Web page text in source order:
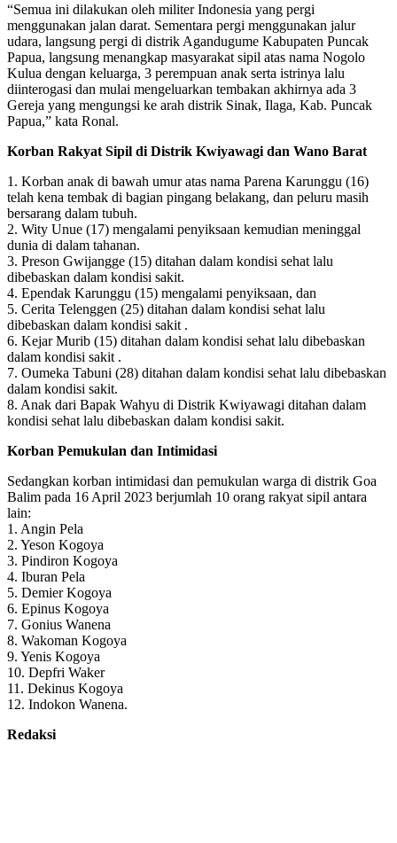
“Semua ini dilakukan oleh militer Indonesia yang pergi
menggunakan jalan darat. Sementara pergi menggunakan jalur
udara, langsung pergi di distrik Agandugume Kabupaten Puncak
Papua, langsung menangkap masyarakat sipil atas nama Nogolo
Kulua dengan keluarga, 3 perempuan anak serta istrinya lalu
diinterogasi dan mulai mengeluarkan tembakan akhirnya ada 3
Gereja yang mengungsi ke arah distrik Sinak, Ilaga, Kab. Puncak
Papua,” kata Ronal.
Korban Rakyat Sipil di Distrik Kwiyawagi dan Wano Barat
1. Korban anak di bawah umur atas nama Parena Karunggu (16)
telah kena tembak di bagian pingang belakang, dan peluru masih
bersarang dalam tubuh.
2. Wity Unue (17) mengalami penyiksaan kemudian meninggal
dunia di dalam tahanan.
3. Preson Gwijangge (15) ditahan dalam kondisi sehat lalu
dibebaskan dalam kondisi sakit.
4. Ependak Karunggu (15) mengalami penyiksaan, dan
5. Cerita Telenggen (25) ditahan dalam kondisi sehat lalu
dibebaskan dalam kondisi sakit .
6. Kejar Murib (15) ditahan dalam kondisi sehat lalu dibebaskan
dalam kondisi sakit .
7. Oumeka Tabuni (28) ditahan dalam kondisi sehat lalu dibebaskan
dalam kondisi sakit.
8. Anak dari Bapak Wahyu di Distrik Kwiyawagi ditahan dalam
kondisi sehat lalu dibebaskan dalam kondisi sakit.
Korban Pemukulan dan Intimidasi
Sedangkan korban intimidasi dan pemukulan warga di distrik Goa
Balim pada 16 April 2023 berjumlah 10 orang rakyat sipil antara
lain:
1. Angin Pela
2. Yeson Kogoya
3. Pindiron Kogoya
4. Iburan Pela
5. Demier Kogoya
6. Epinus Kogoya
7. Gonius Wanena
8. Wakoman Kogoya
9. Yenis Kogoya
10. Depfri Waker
11. Dekinus Kogoya
12. Indokon Wanena.
Redaksi